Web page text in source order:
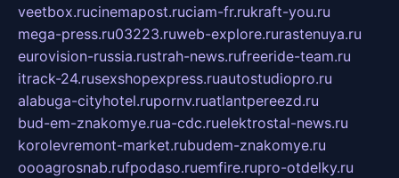
veetbox.rucinemapost.ruciam-fr.rukraft-you.ru
mega-press.ru03223.ruweb-explore.rurastenuya.ru
eurovision-russia.rustrah-news.rufreeride-team.ru
itrack-24.rusexshopexpress.ruautostudiopro.ru
alabuga-cityhotel.rupornv.ruatlantpereezd.ru
bud-em-znakomye.rua-cdc.ruelektrostal-news.ru
korolevremont-market.rubudem-znakomye.ru
oooagrosnab.rufpodaso.ruemfire.rupro-otdelky.ru